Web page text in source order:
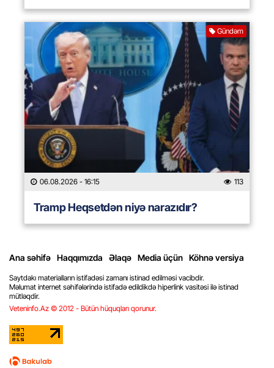
Gündəm
06.08.2026 - 16:15 113
Tramp Heqsetdən niyə narazıdır?
Ana səhifə Haqqımızda Əlaqə Media üçün Köhnə versiya
Saytdakı materialların istifadəsi zamanı istinad edilməsi vacibdir.
Məlumat internet səhifələrində istifadə edildikdə hiperlink vasitəsi ilə istinad
mütləqdir.
Veteninfo.Az © 2012 - Bütün hüquqları qorunur.